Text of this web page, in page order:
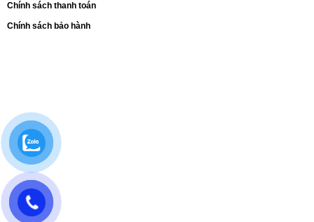
Chính sách thanh toán
Chính sách bảo hành